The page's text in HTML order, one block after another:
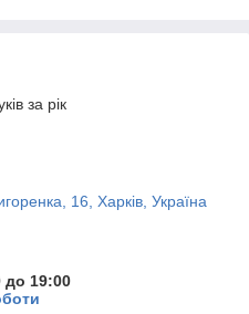
виробничій, промисловій
оптових складах,
господарстві. Дані
визначення маси та
груп товарів. Ваш
стане перспективнішим і
вагів Вагар 6, 15,
обладнання передбачили
з підсвічуванням. Це дає
результати зважування у
за рік
16, Харків, Україна
до 19:00